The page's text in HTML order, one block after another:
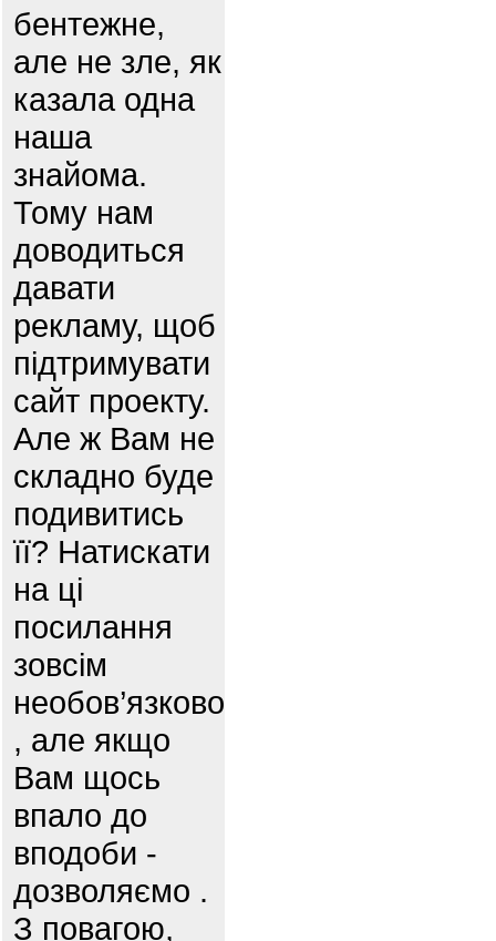
бентежне,
але не зле, як
казала одна
наша
знайома.
Тому нам
доводиться
давати
рекламу, щоб
підтримувати
сайт проекту.
Але ж Вам не
складно буде
подивитись
її? Натискати
на ці
посилання
зовсім
необов’язково
, але якщо
Вам щось
впало до
вподоби -
дозволяємо .
З повагою,